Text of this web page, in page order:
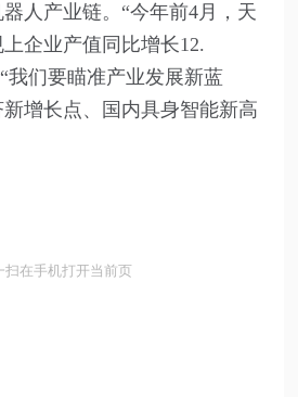
人产业链。“今年前4月，天
企业产值同比增长12.
我们要瞄准产业发展新蓝
增长点、国内具身智能新高
扫在手机打开当前页